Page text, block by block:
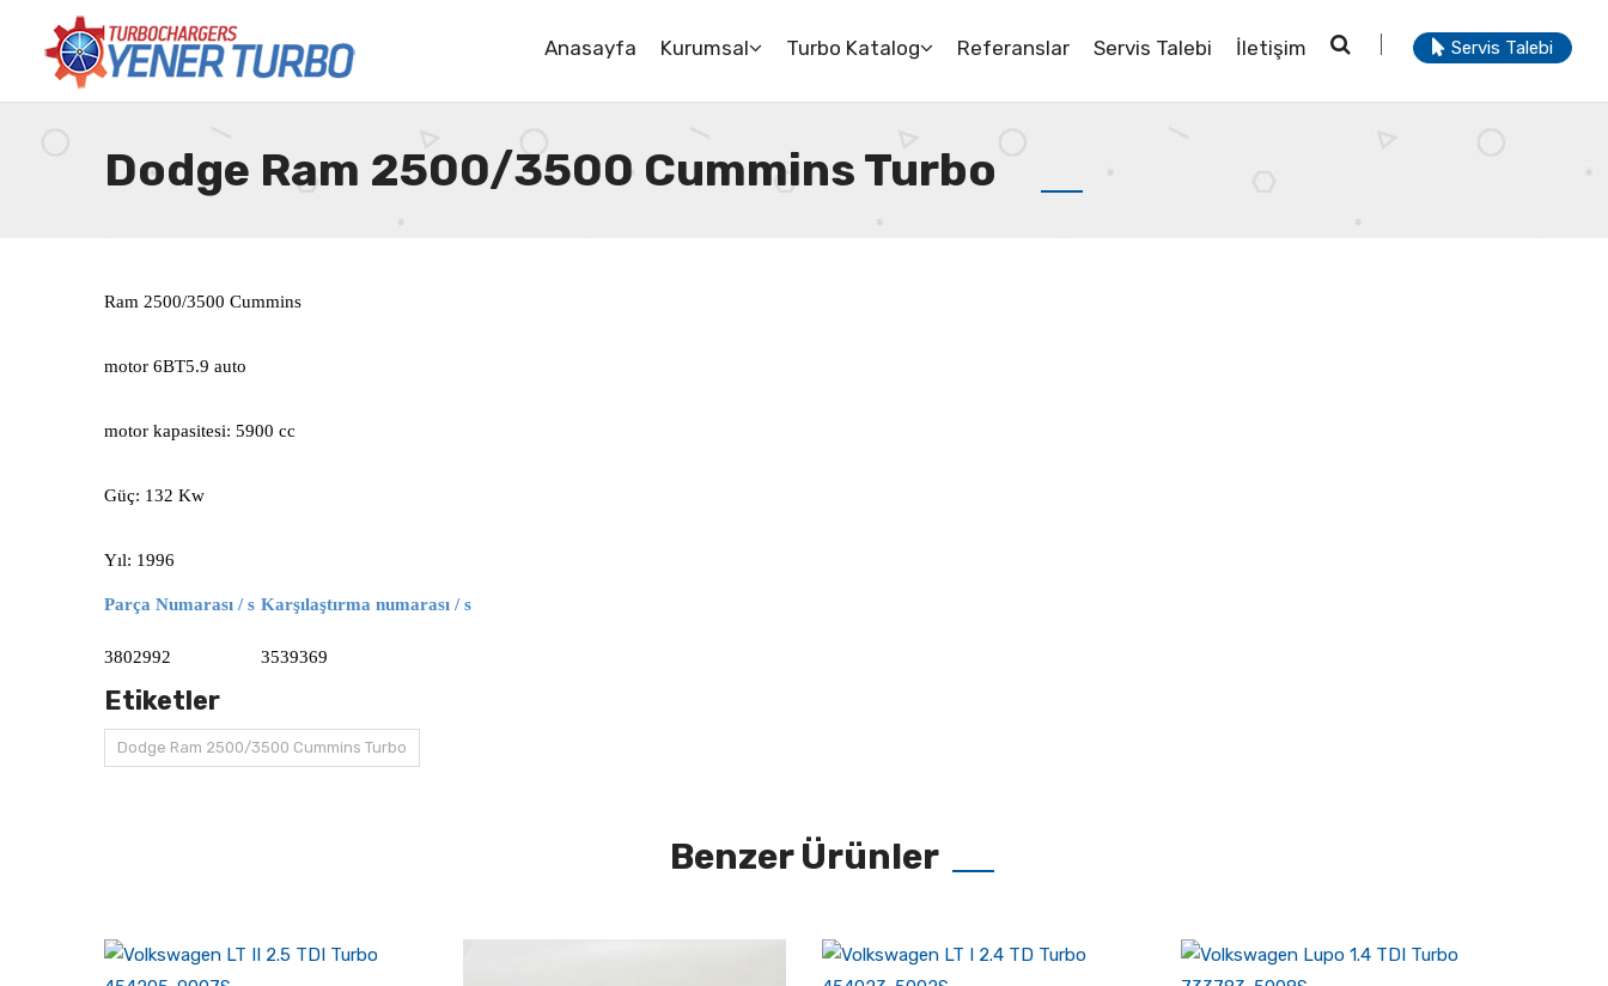
Anasayfa Kurumsal Turbo Katalog Referanslar Servis Talebi İletişim Servis Talebi
Dodge Ram 2500/3500 Cummins Turbo
Ram 2500/3500 Cummins
motor 6BT5.9 auto
motor kapasitesi: 5900 cc
Güç: 132 Kw
Yıl: 1996
Parça Numarası / s
3802992
Karşılaştırma numarası / s
3539369
Etiketler
Dodge Ram 2500/3500 Cummins Turbo
Benzer Ürünler